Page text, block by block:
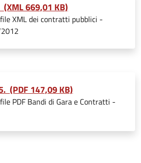
669,01 KB)
XML dei contratti pubblici -
(PDF 147,09 KB)
PDF Bandi di Gara e Contratti -